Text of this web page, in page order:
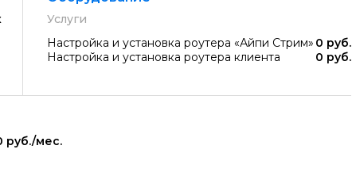
Услуги
Настройка и установка роутера «Айпи Стрим» 0 руб.
Настройка и установка роутера клиента
0 руб.
руб./мес.